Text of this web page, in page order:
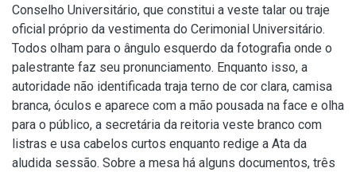
Conselho Universitário, que constitui a veste talar ou traje
oficial próprio da vestimenta do Cerimonial Universitário.
Todos olham para o ângulo esquerdo da fotografia onde o
palestrante faz seu pronunciamento. Enquanto isso, a
autoridade não identificada traja terno de cor clara, camisa
branca, óculos e aparece com a mão pousada na face e olha
para o público, a secretária da reitoria veste branco com
listras e usa cabelos curtos enquanto redige a Ata da
aludida sessão. Sobre a mesa há alguns documentos, três